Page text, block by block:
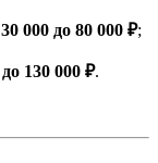
30 000 до 80 000 ₽;
130 000 ₽.